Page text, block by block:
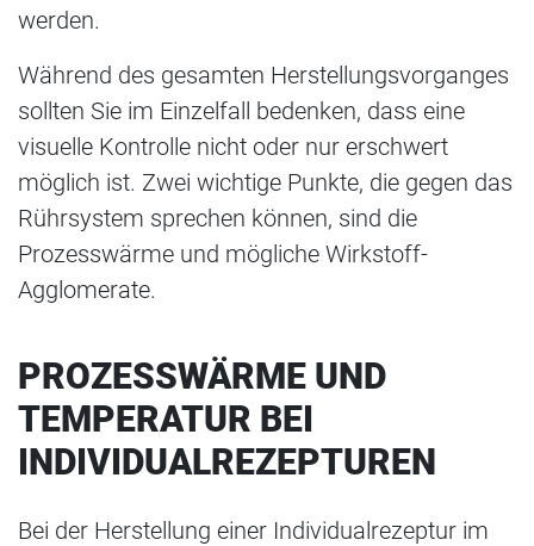
werden.
Während des gesamten Herstellungsvorganges
sollten Sie im Einzelfall bedenken, dass eine
visuelle Kontrolle nicht oder nur erschwert
möglich ist. Zwei wichtige Punkte, die gegen das
Rührsystem sprechen können, sind die
Prozesswärme und mögliche Wirkstoff-
Agglomerate.
PROZESSWÄRME UND
TEMPERATUR BEI
INDIVIDUALREZEPTUREN
Bei der Herstellung einer Individualrezeptur im